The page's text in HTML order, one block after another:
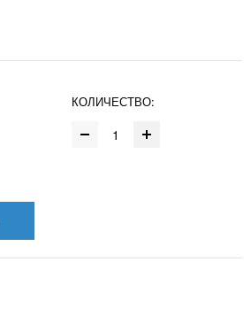
КОЛИЧЕСТВО: